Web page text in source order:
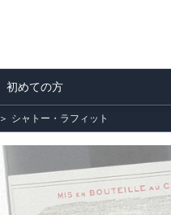
初めての方
＞ シャトー・ラフィット